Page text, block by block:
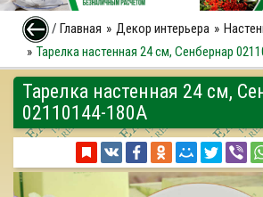
/ Главная Декор интерьера
Тарелка настенная 24 см, Сенбернар
Тарелка настенная 24 см,
02110144-180A